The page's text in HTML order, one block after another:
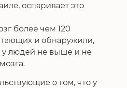
оспаривает это
более чем 120
и обнаружили,
у людей не выше и не
о том, что у